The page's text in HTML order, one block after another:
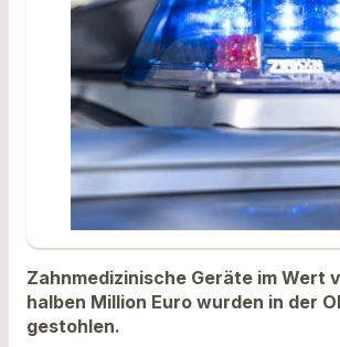
Zahnmedizinische Geräte im Wert
halben Million Euro wurden in der
gestohlen.